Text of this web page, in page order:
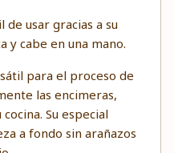
usar gracias a su
cabe en una mano.
para el proceso de
las encimeras,
Su especial
a fondo sin arañazos